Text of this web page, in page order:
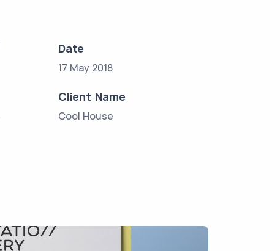
Date
17 May 2018
Client Name
Cool House